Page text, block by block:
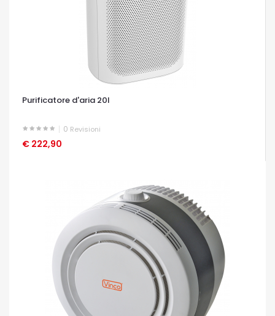
Purificatore d'aria 20l
0 Revisioni
€ 222,90
OCCHIATA VELOCE